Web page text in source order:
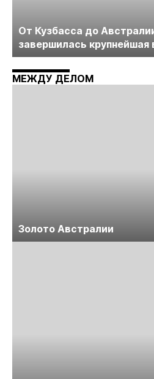
От Кузбасса до
завершилась крупнейшая
технологий «Недра
Майнинг»
МЕЖДУ ДЕЛОМ
Золото Австралии